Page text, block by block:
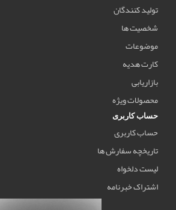
تولید کنندگان
شخصیت ها
موضوعات
کارت هدیه
بازاریابی
محصولات ویژه
حساب کاربری
حساب کاربری
تاریخچه سفارش ها
لیست دلخواه
اشتراک خبرنامه